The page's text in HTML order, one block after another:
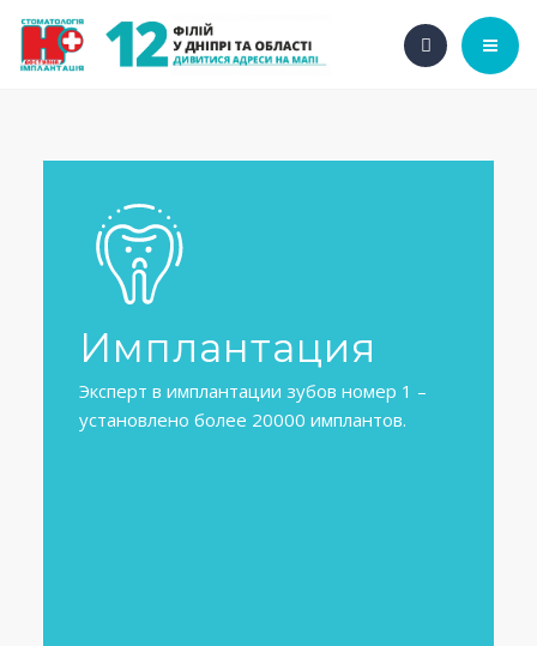
НАШИ УСЛУГИ
НАШИ ФИЛИАЛЫ
Имплантация
Эксперт в имплантации зубов номер 1 –
установлено более 20000 имплантов.